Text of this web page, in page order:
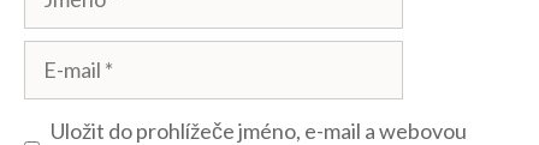
mail
Uložit do prohlížeče jméno, e-mail a webovou